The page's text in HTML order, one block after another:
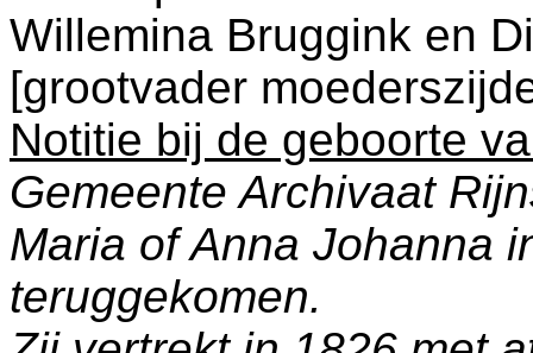
Willemina Bruggink en
[grootvader
Notitie bij de geboorte
Gemeente Archivaat
Maria of Anna Johanna
teruggekomen.